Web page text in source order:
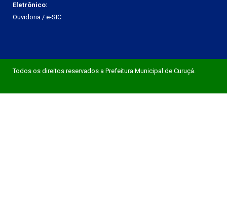
Eletrônico:
Ouvidoria / e-SIC
Todos os direitos reservados a Prefeitura Municipal de Curuçá.